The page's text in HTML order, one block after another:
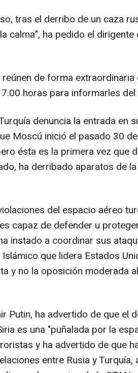
tras el derribo de un caza
calma", ha pedido el
de forma
horas para informarles del
denuncia la entrada en
Moscú inició el pasado 30
ésta es la primera vez que
ha derribado aparatos de
del espacio aéreo
capaz de defender u
instado a coordinar sus
que lidera Estados
y no la oposición moderada
Putin, ha advertido de que el
es una "puñalada por la
y ha advertido de que
entre Rusia y Turquía,